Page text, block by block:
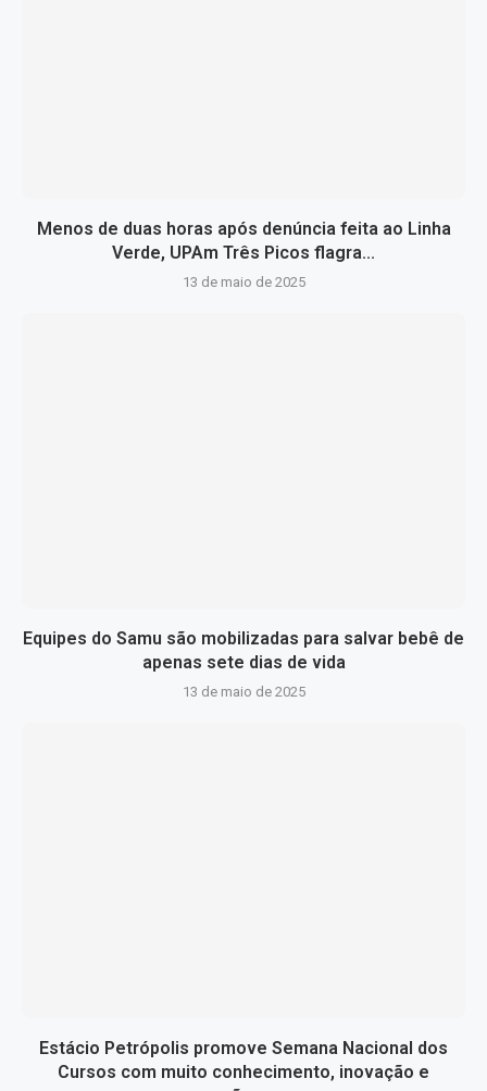
Menos de duas horas após denúncia feita ao Linha
Verde, UPAm Três Picos flagra...
13 de maio de 2025
Equipes do Samu são mobilizadas para salvar bebê de
apenas sete dias de vida
13 de maio de 2025
Estácio Petrópolis promove Semana Nacional dos
Cursos com muito conhecimento, inovação e